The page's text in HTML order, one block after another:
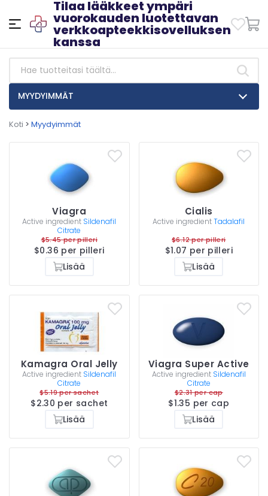
Tilaa lääkkeet ympäri
vuorokauden luotettavan
verkkoapteekkisovelluksen
kanssa
MYYDYIMMÄT
Koti > Myydyimmät
Viagra
Active ingredient Sildenafil
Citrate
$5.45 per pilleri
$0.36 per pilleri
Lisää
Cialis
Active ingredientTadalafil
$6.12 per pilleri
$1.07 per pilleri
Lisää
Kamagra Oral Jelly
Active ingredient Sildenafil
Citrate
$5.19 per sachet
$2.30 per sachet
Lisää
Viagra Super Active
Active ingredient Sildenafil
Citrate
$2.31 per cap
$1.35 per cap
Lisää